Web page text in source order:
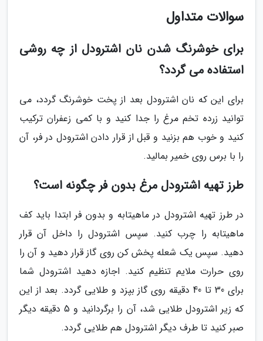
سوالات متداول
برای خوشرنگ شدن نان اشترودل از چه روشی
استفاده می گردد؟
برای این که نان اشترودل بعد از پخت خوشرنگ گردد، می
توانید زرده تخم مرغ را جدا کنید و با کمی زعفران ترکیب
کنید و خوب هم بزنید و قبل از قرار دادن اشترودل در فر، آن
را با برس روی خمیر بمالید.
طرز تهیه اشترودل مرغ بدون فر چگونه است؟
در طرز تهیه اشترودل در ماهیتابه و بدون فر ابتدا باید کف
ماهیتابه را چرب کنید. سپس اشترودل را داخل آن قرار
دهید. سپس یک شعله پخش کن روی گاز قرار دهید و آن را
روی حرارت ملایم تنظیم کنید. اجازه دهید اشترودل شما
برای 30 تا 40 دقیقه روی گاز بپزد و طلایی گردد. بعد از این
که زیر اشترودل طلایی شد، آن را برگردانید و 5 دقیقه دیگر
صبر کنید تا طرف دیگر اشترودل هم طلایی گردد.